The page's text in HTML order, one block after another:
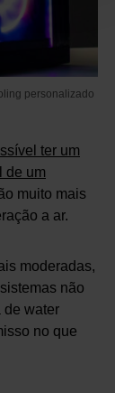
personalizado
ter um
de um
muito mais
a ar.
moderadas,
não
de water
no que